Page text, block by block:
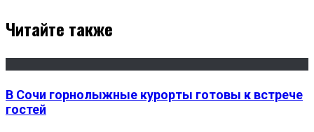
Читайте также
В Сочи горнолыжные курорты готовы к встрече
гостей